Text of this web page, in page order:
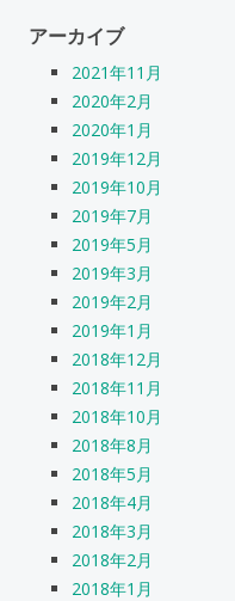
アーカイブ
2021年11月
2020年2月
2020年1月
2019年12月
2019年10月
2019年7月
2019年5月
2019年3月
2019年2月
2019年1月
2018年12月
2018年11月
2018年10月
2018年8月
2018年5月
2018年4月
2018年3月
2018年2月
2018年1月